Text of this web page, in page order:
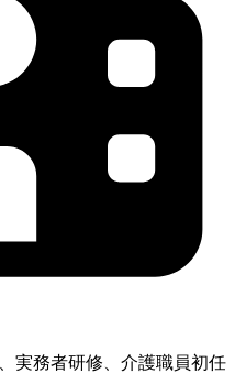
実務者研修、介護職員初任